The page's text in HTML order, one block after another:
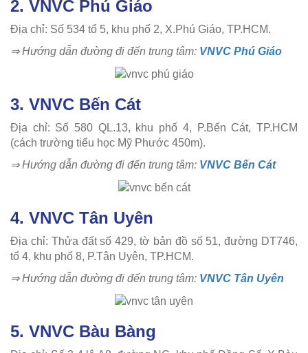
2. VNVC Phú Giáo
Địa chỉ: Số 534 tổ 5, khu phố 2, X.Phú Giáo, TP.HCM.
⇒ Hướng dẫn đường đi đến trung tâm: VNVC Phú Giáo
3. VNVC Bến Cát
Địa chỉ: Số 580 QL.13, khu phố 4, P.Bến Cát, TP.HCM
(cách trường tiểu học Mỹ Phước 450m).
⇒ Hướng dẫn đường đi đến trung tâm: VNVC Bến Cát
4. VNVC Tân Uyên
Địa chỉ: Thửa đất số 429, tờ bản đồ số 51, đường DT746,
tổ 4, khu phố 8, P.Tân Uyên, TP.HCM.
⇒ Hướng dẫn đường đi đến trung tâm: VNVC Tân Uyên
5. VNVC Bàu Bàng